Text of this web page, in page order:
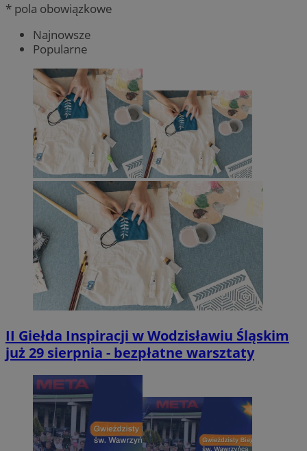
* pola obowiązkowe
Najnowsze
Popularne
II Giełda Inspiracji w Wodzisławiu Śląskim
już 29 sierpnia - bezpłatne warsztaty